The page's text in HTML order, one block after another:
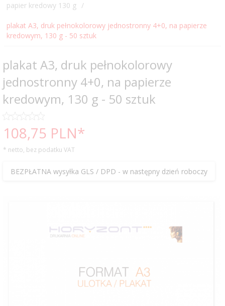
papier kredowy 130 g
plakat A3, druk pełnokolorowy jednostronny 4+0, na papierze
kredowym, 130 g - 50 sztuk
plakat A3, druk pełnokolorowy
jednostronny 4+0, na papierze
kredowym, 130 g - 50 sztuk
108,75 PLN*
* netto, bez podatku VAT
BEZPŁATNA wysyłka GLS / DPD - w następny dzień roboczy